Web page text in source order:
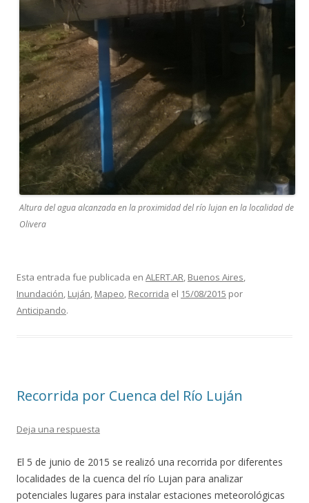
Altura del agua alcanzada en la proximidad del río lujan en la localidad de
Olivera
Esta entrada fue publicada en ALERT.AR, Buenos Aires,
Inundación, Luján, Mapeo, Recorrida el 15/08/2015 por
Anticipando.
Recorrida por Cuenca del Río Luján
Deja una respuesta
El 5 de junio de 2015 se realizó una recorrida por diferentes
localidades de la cuenca del río Lujan para analizar
potenciales lugares para instalar estaciones meteorológicas